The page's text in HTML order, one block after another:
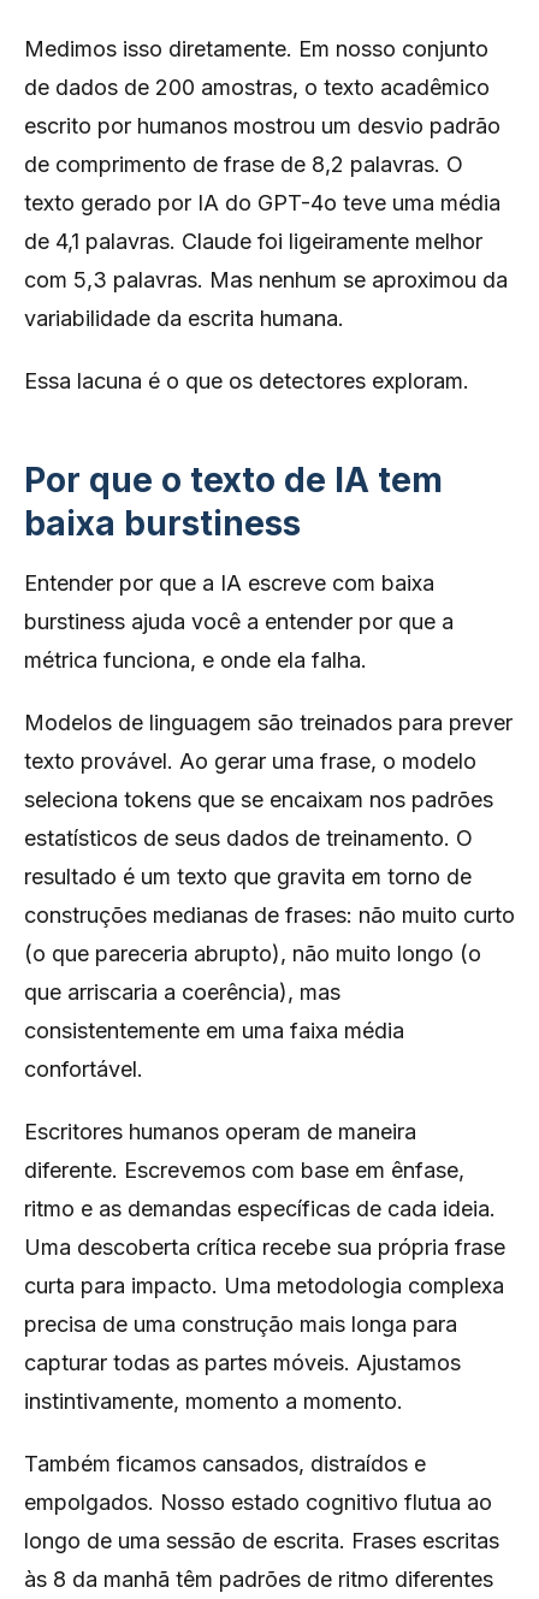
Medimos isso diretamente. Em nosso conjunto
de dados de 200 amostras, o texto acadêmico
escrito por humanos mostrou um desvio padrão
de comprimento de frase de 8,2 palavras. O
texto gerado por IA do GPT-4o teve uma média
de 4,1 palavras. Claude foi ligeiramente melhor
com 5,3 palavras. Mas nenhum se aproximou da
variabilidade da escrita humana.
Essa lacuna é o que os detectores exploram.
Por que o texto de IA tem
baixa burstiness
Entender por que a IA escreve com baixa
burstiness ajuda você a entender por que a
métrica funciona, e onde ela falha.
Modelos de linguagem são treinados para prever
texto provável. Ao gerar uma frase, o modelo
seleciona tokens que se encaixam nos padrões
estatísticos de seus dados de treinamento. O
resultado é um texto que gravita em torno de
construções medianas de frases: não muito curto
(o que pareceria abrupto), não muito longo (o
que arriscaria a coerência), mas
consistentemente em uma faixa média
confortável.
Escritores humanos operam de maneira
diferente. Escrevemos com base em ênfase,
ritmo e as demandas específicas de cada ideia.
Uma descoberta crítica recebe sua própria frase
curta para impacto. Uma metodologia complexa
precisa de uma construção mais longa para
capturar todas as partes móveis. Ajustamos
instintivamente, momento a momento.
Também ficamos cansados, distraídos e
empolgados. Nosso estado cognitivo flutua ao
longo de uma sessão de escrita. Frases escritas
às 8 da manhã têm padrões de ritmo diferentes